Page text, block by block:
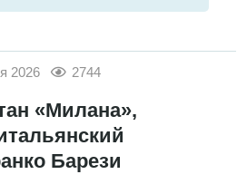
2026 2744
«Милана»,
Барези